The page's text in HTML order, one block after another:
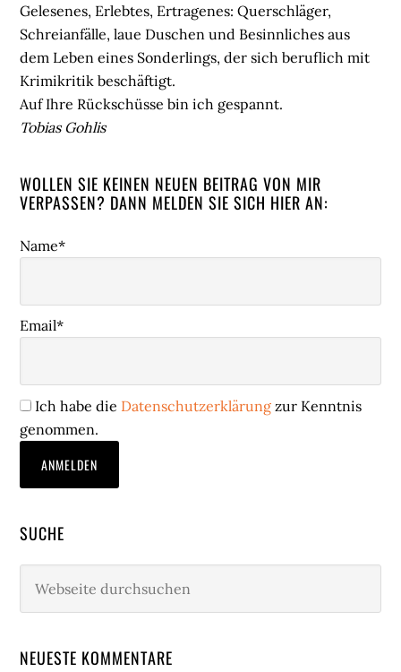
Gelesenes, Erlebtes, Ertragenes: Querschläger,
Schreianfälle, laue Duschen und Besinnliches aus
dem Leben eines Sonderlings, der sich beruflich mit
Krimikritik beschäftigt.
Auf Ihre Rückschüsse bin ich gespannt.
Tobias Gohlis
WOLLEN SIE KEINEN NEUEN BEITRAG VON MIR
VERPASSEN? DANN MELDEN SIE SICH HIER AN:
Name*
Email*
Ich habe die Datenschutzerklärung zur Kenntnis
genommen.
SUCHE
durchsuchen
NEUESTE KOMMENTARE